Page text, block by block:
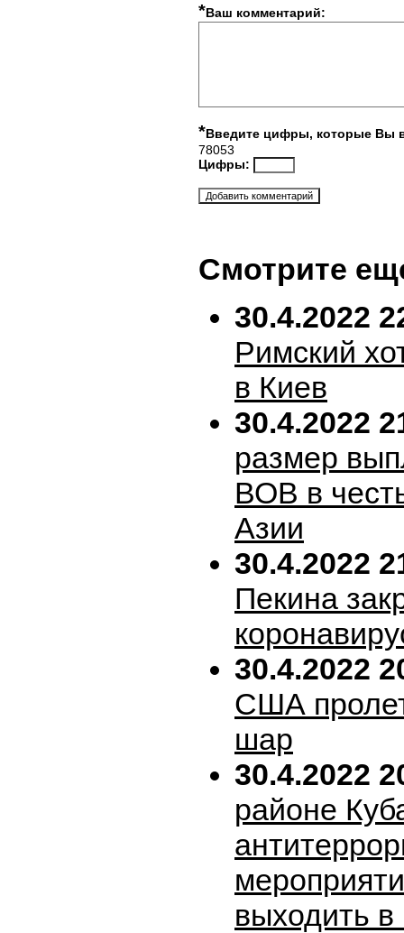
*Ваш комментарий:
*Введите цифры, которые Вы
78053
Цифры:
Смотрите
30.4.2022
Римский
в Киев
30.4.2022
размер
ВОВ в
Азии
30.4.2022
Пекина
30.4.2022
США
шар
30.4.2022
районе
выходить